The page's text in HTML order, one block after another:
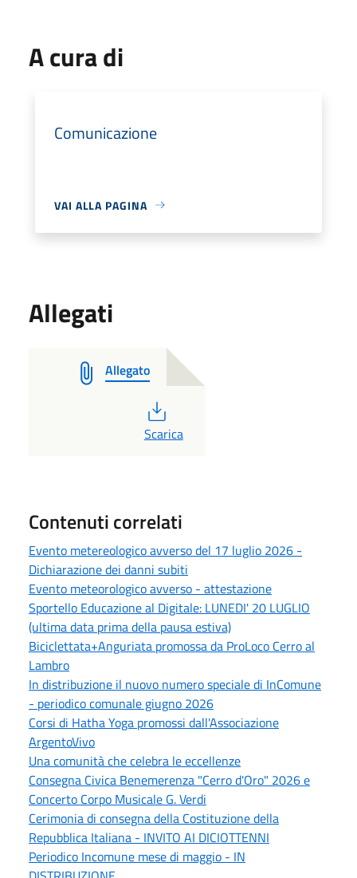
A cura di
Comunicazione
VAI ALLA PAGINA
Allegati
Allegato
PDF
Scarica
Contenuti correlati
Evento metereologico avverso del 17 luglio 2026 -
Dichiarazione dei danni subiti
Evento meteorologico avverso - attestazione
Sportello Educazione al Digitale: LUNEDI' 20 LUGLIO
(ultima data prima della pausa estiva)
Biciclettata+Anguriata promossa da ProLoco Cerro al
Lambro
In distribuzione il nuovo numero speciale di InComune
- periodico comunale giugno 2026
Corsi di Hatha Yoga promossi dall'Associazione
ArgentoVivo
Una comunità che celebra le eccellenze
Consegna Civica Benemerenza "Cerro d'Oro" 2026 e
Concerto Corpo Musicale G. Verdi
Cerimonia di consegna della Costituzione della
Repubblica Italiana - INVITO AI DICIOTTENNI
Periodico Incomune mese di maggio - IN